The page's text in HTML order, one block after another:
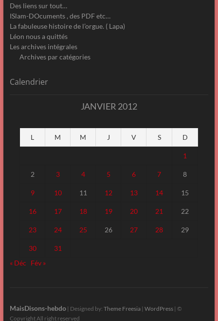
Des liens sur tout…
ISlam-DOcuments , des PDF etc…
La fabuleuse histoire de l’orgue. ( Lapa)
Léon nous a quittés
Les archives intégrales
Archives par catégories
Calendrier
JANVIER 2012
L M M J V S D
1
2 3 4 5 6 7 8
9 10 11 12 13 14 15
16 17 18 19 20 21 22
23 24 25 26 27 28 29
30
31
« Déc
Fév »
MaisDisons-hebdo| Designed by: Theme Freesia| WordPress| ©
Copyright All right reserved